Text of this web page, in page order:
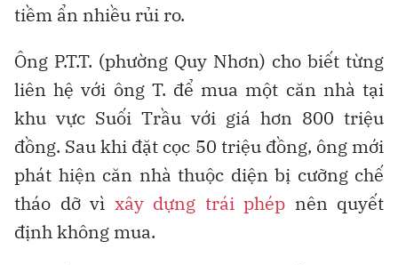
tiềm ẩn nhiều rủi ro.
Ông P.T.T. (phường Quy Nhơn) cho biết từng
liên hệ với ông T. để mua một căn nhà tại
khu vực Suối Trầu với giá hơn 800 triệu
đồng. Sau khi đặt cọc 50 triệu đồng, ông mới
phát hiện căn nhà thuộc diện bị cưỡng chế
tháo dỡ vì xây dựng trái phép nên quyết
định không mua.